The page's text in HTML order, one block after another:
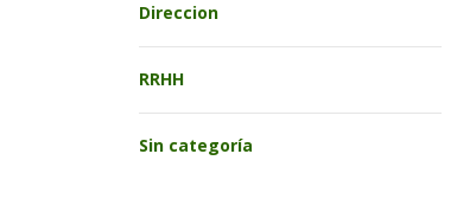
Direccion
RRHH
Sin categoría